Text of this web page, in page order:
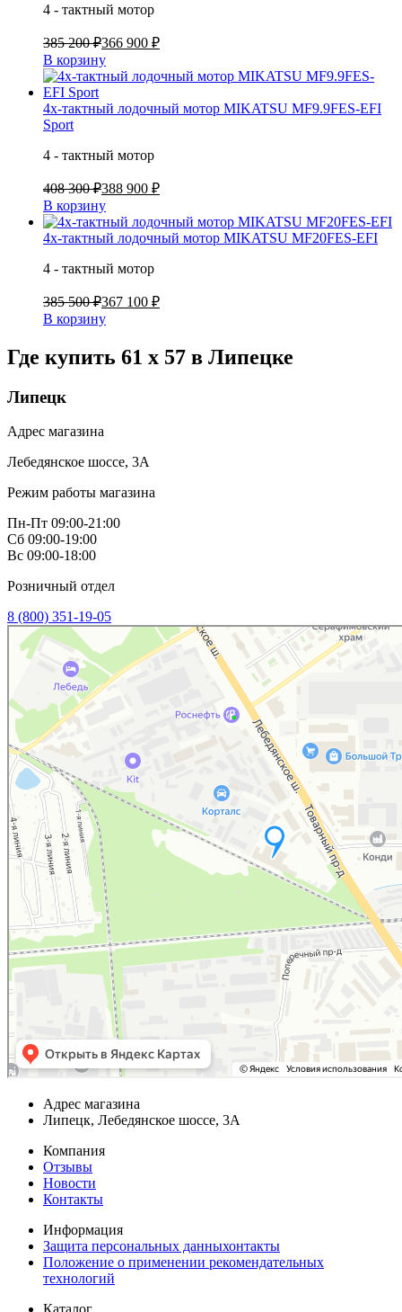
4 - тактный мотор
385 200 ₽366 900 ₽
В корзину
4х-тактный лодочный мотор MIKATSU MF9.9FES-EFI
Sport
4 - тактный мотор
408 300 ₽388 900 ₽
В корзину
4х-тактный лодочный мотор MIKATSU MF20FES-EFI
4 - тактный мотор
385 500 ₽367 100 ₽
В корзину
Где купить 61 x 57 в Липецке
Липецк
Адрес магазина
Лебедянское шоссе, 3А
Режим работы магазина
Пн-Пт 09:00-21:00
Сб 09:00-19:00
Вс 09:00-18:00
Розничный отдел
8 (800) 351-19-05
Адрес магазина
Липецк, Лебедянское шоссе, 3А
Компания
Отзывы
Новости
Контакты
Информация
Защита персональных данныхонтакты
Положение о применении рекомендательных
технологий